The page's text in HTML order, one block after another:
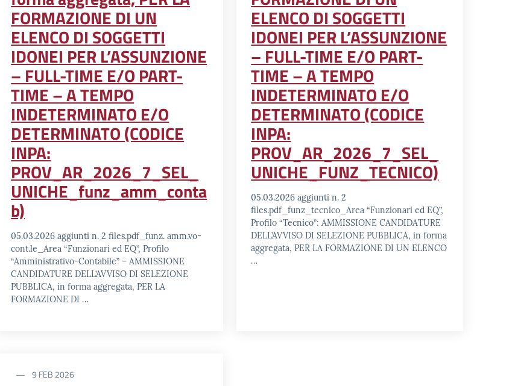
FORMAZIONE DI UN
ELENCO DI SOGGETTI
IDONEI PER L’ASSUNZIONE
– FULL-TIME E/O PART-
TIME – A TEMPO
INDETERMINATO E/O
DETERMINATO (CODICE
INPA:
PROV_AR_2026_7_SEL_
UNICHE_funz_amm_conta
b)
05.03.2026 aggiunti n. 2 files.pdf_funz. amm.vo-
cont.le_Area “Funzionari ed EQ”, Profilo
“Amministrativo-Contabile” – AMMISSIONE
CANDIDATURE DELL’AVVISO DI SELEZIONE
PUBBLICA, in forma aggregata, PER LA
FORMAZIONE DI …
ELENCO DI SOGGETTI
IDONEI PER L’ASSUNZIONE
– FULL-TIME E/O PART-
TIME – A TEMPO
INDETERMINATO E/O
DETERMINATO (CODICE
INPA:
PROV_AR_2026_7_SEL_
UNICHE_FUNZ_TECNICO)
05.03.2026 aggiunti n. 2
files.pdf_funz_tecnico_Area “Funzionari ed EQ”,
Profilo “Tecnico”: AMMISSIONE CANDIDATURE
DELL’AVVISO DI SELEZIONE PUBBLICA, in forma
aggregata, PER LA FORMAZIONE DI UN ELENCO
…
9 FEB 2026